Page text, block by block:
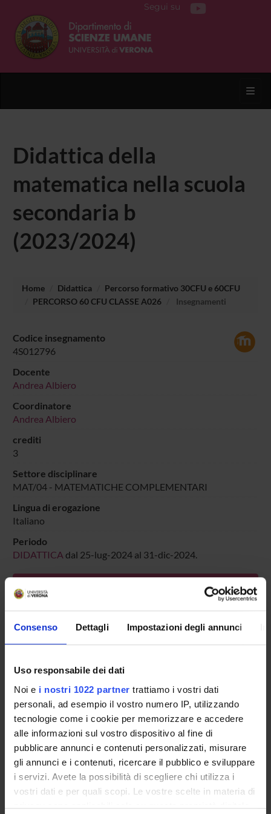
Consenso Dettagli Impostazioni degli annunci
Uso responsabile dei dati
Noi e i nostri 1022 partner trattiamo i vostri dati
personali, ad esempio il vostro numero IP, utilizzando
tecnologie come i cookie per memorizzare e accedere
alle informazioni sul vostro dispositivo al fine di
pubblicare annunci e contenuti personalizzati, misurare
gli annunci e i contenuti, ricercare il pubblico e sviluppare
i servizi. Avete la possibilità di scegliere chi utilizza i
vostri dati e per quali scopi. Le vostre scelte in materia di
privacy sono applicabili solo su questa proprietà digitale
Segui su
Didattica della
matematica nella scuola
secondaria b
(2023/2024)
Home Didattica
Percorso formativo 30CFU e 60CFU
PERCORSO 60 CFU CLASSE A026
Insegnamenti
Codice insegnamento
4S012796
Docente
Andrea Albiero
Coordinatore
Andrea Albiero
crediti
3
Settore disciplinare
MAT/04 - MATEMATICHE COMPLEMENTARI
Lingua di erogazione
Italiano
Periodo
DIDATTICA dal 25-lug-2024 al 31-dic-2024.
ORARIO LEZIONI
Presentazione
Come iscriversi
Insegnamenti
Orario lezioni